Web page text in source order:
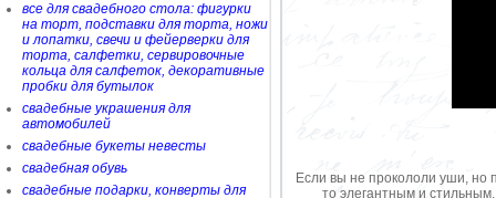
все для свадебного стола: фигурки
на торт, подставки для торта, ножи
и лопатки, свечи и фейерверки для
торта, салфетки, сервировочные
кольца для салфеток, декоративные
пробки для бутылок
свадебные украшения для
автомобилей
свадебные букеты невесты
свадебная обувь
свадебные подарки, конверты для
Если вы не прокололи уши, но
то элегантным и